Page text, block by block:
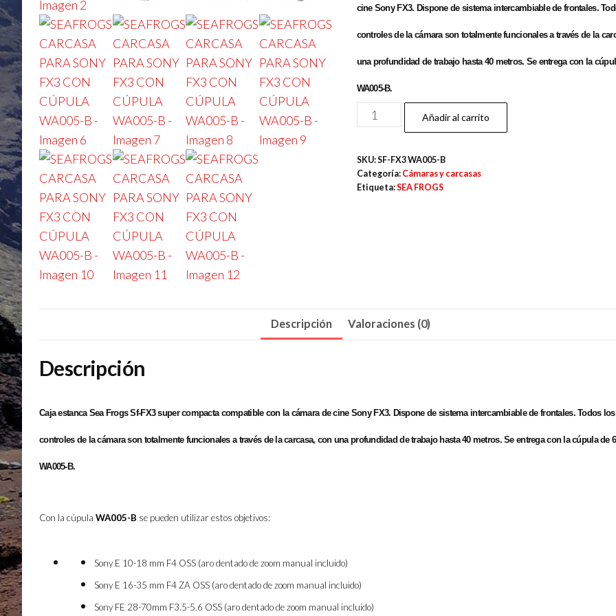
cine Sony FX3. Dispone de sistema intercambiable de frontales.
controles de la cámara son totalmente funcionales a través de la
una profundidad de trabajo hasta 40 metros. Se entrega con la
WA005-B.
SEAFROGS
CARCASA
SONY
FX3
Añadir al carrito
SKU:SF-FX3 WA005-B
Categoría: Cámaras y carcasas
Etiqueta:SEA FROGS
Descripción Valoraciones (0)
Descripción
Caja estanca Sea Frogs Sf-FX3 super compacta compatible con la cámara de cine Sony FX3. Dispone de sistema intercambiable de frontales. Todos los
controles de la cámara son totalmente funcionales a través de la carcasa, con una profundidad de trabajo hasta 40 metros. Se entrega con la cúpula de
WA005-B.
Con la cúpula WA005-B se pueden utilizar estos objetivos:
Sony E 10-18 mm F4 OSS (aro dentado de zoom manual incluido)
Sony E 16-35 mm F4 ZA OSS (aro dentado de zoom manual incluido)
Sony FE 28-70mm F3.5-5.6 OSS (aro dentado de zoom manual incluido)